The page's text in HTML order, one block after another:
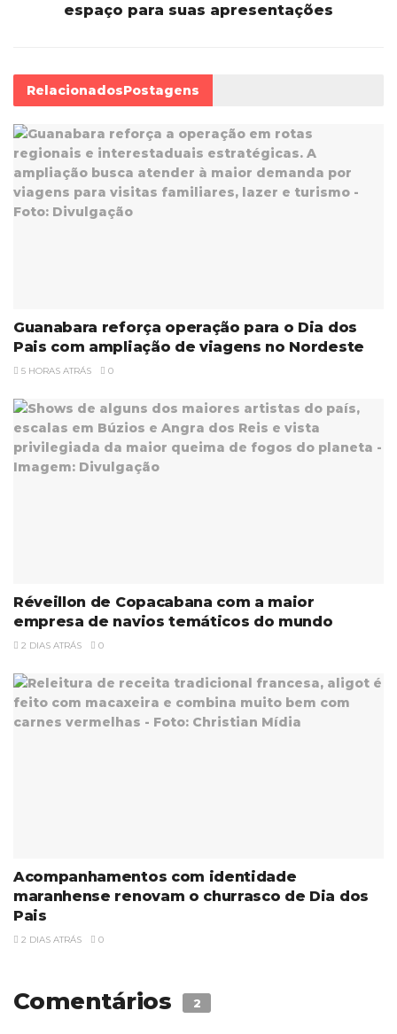
espaço para suas apresentações
RelacionadosPostagens
Guanabara reforça operação para o Dia dos
Pais com ampliação de viagens no Nordeste
5 HORAS ATRÁS 0
Réveillon de Copacabana com a maior
empresa de navios temáticos do mundo
2 DIAS ATRÁS 0
Acompanhamentos com identidade
maranhense renovam o churrasco de Dia dos
Pais
2 DIAS ATRÁS 0
Comentários 2